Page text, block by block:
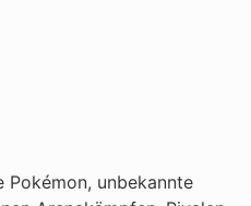
Pokémon, unbekannte